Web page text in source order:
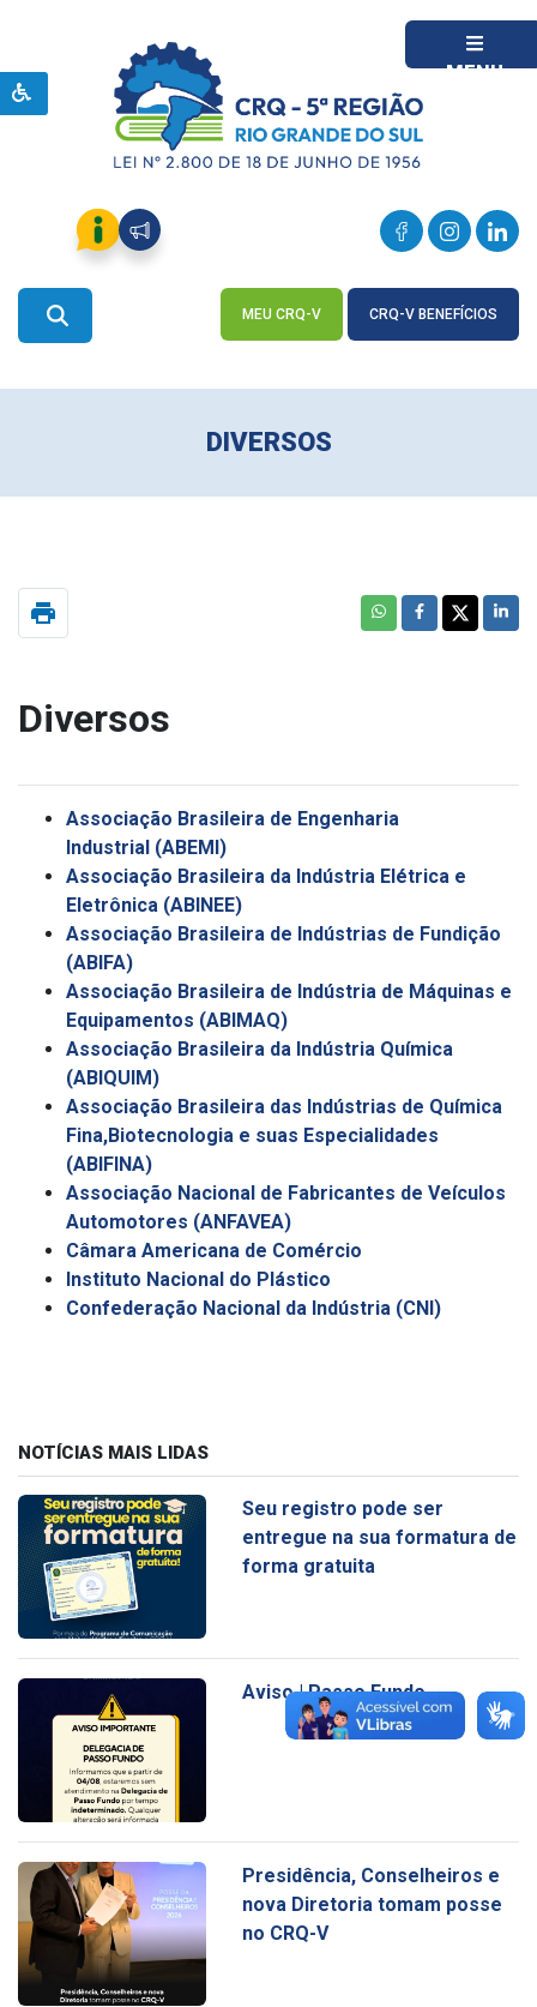
MENU
MEU CRQ-V CRQ-V BENEFÍCIOS
DIVERSOS
print
Diversos
Associação Brasileira de Engenharia
Industrial (ABEMI)
Associação Brasileira da Indústria Elétrica e
Eletrônica (ABINEE)
Associação Brasileira de Indústrias de Fundição
(ABIFA)
Associação Brasileira de Indústria de Máquinas e
Equipamentos (ABIMAQ)
Associação Brasileira da Indústria Química
(ABIQUIM)
Associação Brasileira das Indústrias de Química
Fina,Biotecnologia e suas Especialidades
(ABIFINA)
Associação Nacional de Fabricantes de Veículos
Automotores (ANFAVEA)
Câmara Americana de Comércio
Instituto Nacional do Plástico
Confederação Nacional da Indústria (CNI)
NOTÍCIAS MAIS LIDAS
Seu registro pode ser
entregue na sua formatura de
forma gratuita
Aviso | Passo Fundo
Presidência, Conselheiros e
nova Diretoria tomam posse
no CRQ-V